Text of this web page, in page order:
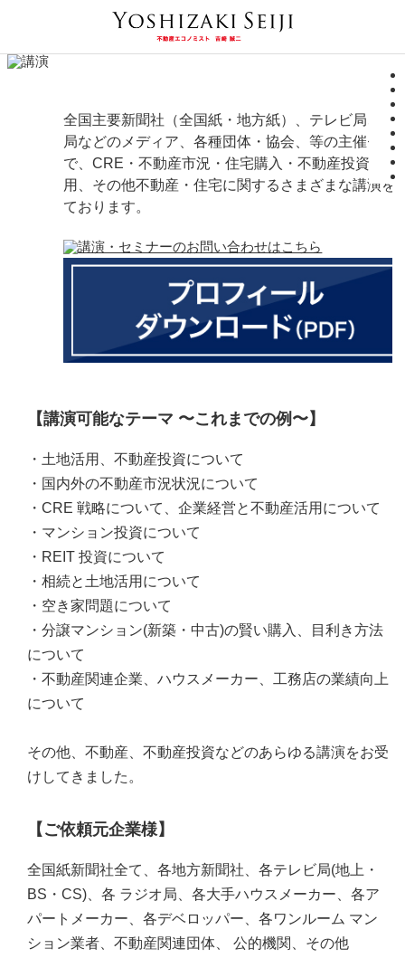
全国主要新聞社（全国紙・地方紙）、テレビ局、ラ
局などのメディア、各種団体・協会、等の主催セミ
で、CRE・不動産市況・住宅購入・不動産投資・土
用、その他不動産・住宅に関するさまざまな講演を
ております。
【講演可能なテーマ 〜これまでの例〜】
・土地活用、不動産投資について
・国内外の不動産市況状況について
・CRE 戦略について、企業経営と不動産活用について
・マンション投資について
・REIT 投資について
・相続と土地活用について
・空き家問題について
・分譲マンション(新築・中古)の賢い購入、目利き方法
について
・不動産関連企業、ハウスメーカー、工務店の業績向上
について
その他、不動産、不動産投資などのあらゆる講演をお受
けしてきました。
【ご依頼元企業様】
全国紙新聞社全て、各地方新聞社、各テレビ局(地上・
BS・CS)、各 ラジオ局、各大手ハウスメーカー、各ア
パートメーカー、各デベロッパー、各ワンルーム マン
ション業者、不動産関連団体、 公的機関、その他